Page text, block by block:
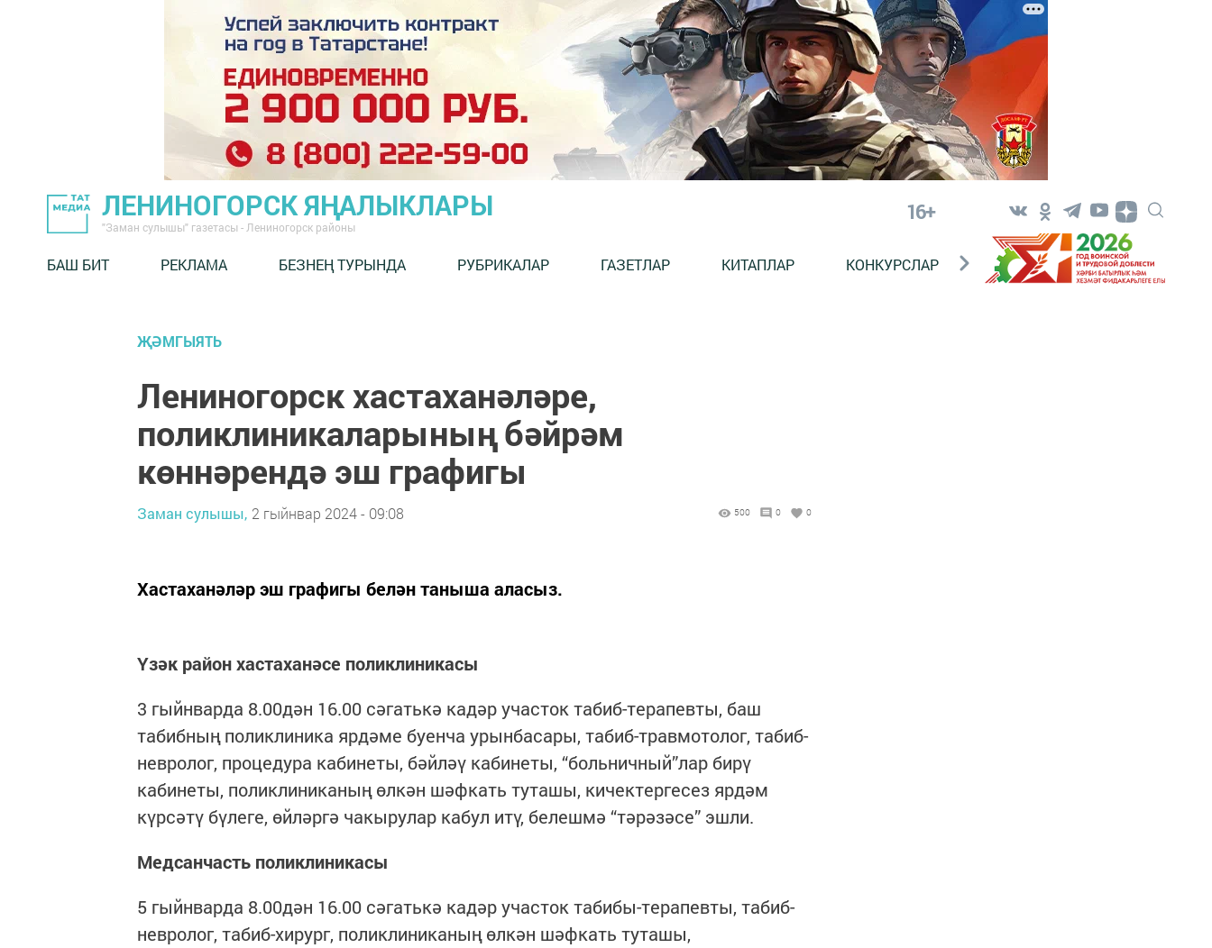
ЛЕНИНОГОРСК ЯҢАЛЫКЛАРЫ
"Заман сулышы" газетасы - Лениногорск районы
16+
БАШ БИТ РЕКЛАМА БЕЗНЕҢ ТУРЫНДА РУБРИКАЛАР ГАЗЕТЛАР КИТАПЛАР КОНКУРСЛАР ТЕЛЕВИДЕНИЕ
ҖӘМГЫЯТЬ
Лениногорск хастаханәләре,
поликлиникаларының бәйрәм
көннәрендә эш графигы
Заман сулышы, 2 гыйнвар 2024 - 09:08 500 0 0
Хастаханәләр эш графигы белән таныша аласыз.
Үзәк район хастаханәсе поликлиникасы
3 гыйнварда 8.00дән 16.00 сәгатькә кадәр участок табиб-терапевты, баш
табибның поликлиника ярдәме буенча урынбасары, табиб-травмотолог, табиб-
невролог, процедура кабинеты, бәйләү кабинеты, “больничный”лар бирү
кабинеты, поликлиниканың өлкән шәфкать туташы, кичектергесез ярдәм
күрсәтү бүлеге, өйләргә чакырулар кабул итү, белешмә “тәрәзәсе” эшли.
Медсанчасть поликлиникасы
5 гыйнварда 8.00дән 16.00 сәгатькә кадәр участок табибы-терапевты, табиб-
невролог, табиб-хирург, поликлиниканың өлкән шәфкать туташы,